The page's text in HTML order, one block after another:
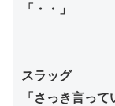
「・・」
スラッグ
「さっき言っ